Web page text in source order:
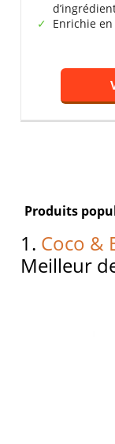
Enrichie
Produits
1. Coco &
Meilleur